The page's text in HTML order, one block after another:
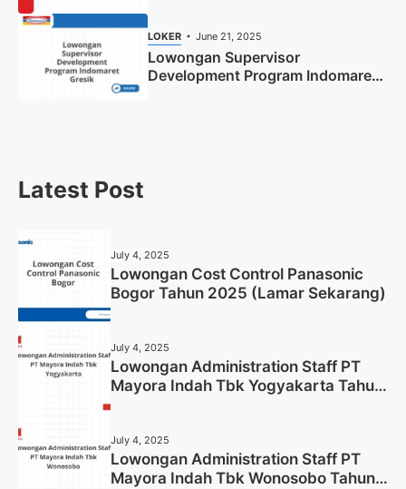
LOKER June 21, 2025
Lowongan Supervisor
Development Program Indomaret
Latest Post
July 4, 2025
Lowongan Cost Control Panasonic
Bogor Tahun 2025 (Lamar Sekarang)
July 4, 2025
Lowongan Administration Staff PT
Mayora Indah Tbk Yogyakarta Tahun
July 4, 2025
Lowongan Administration Staff PT
Mayora Indah Tbk Wonosobo Tahun